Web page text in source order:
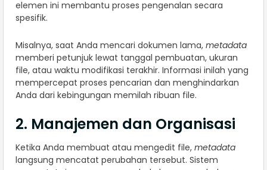
elemen ini membantu proses pengenalan secara
spesifik.
Misalnya, saat Anda mencari dokumen lama, metadata
memberi petunjuk lewat tanggal pembuatan, ukuran
file, atau waktu modifikasi terakhir. Informasi inilah yang
mempercepat proses pencarian dan menghindarkan
Anda dari kebingungan memilah ribuan file.
2. Manajemen dan Organisasi
Ketika Anda membuat atau mengedit file, metadata
langsung mencatat perubahan tersebut. Sistem